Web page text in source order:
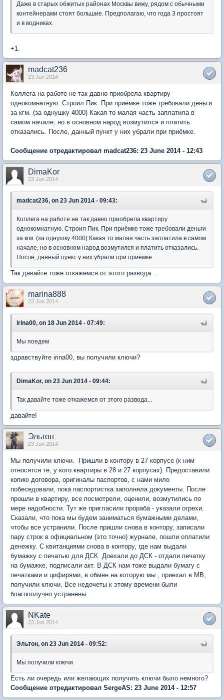
Даже в старых обжитых районах Москвы вижу, рядом с обычными
контейнерами стоят большие. Предполагаю, что года 3 простоят
и в водниках.
+1.
madcat236
23 Jun 2014
Коллега на работе не так давно приобрела квартиру
однокомнатную. Строил Пик. При приёмке тоже требовали деньги
за кгм. (за однушку 4000) Какая то малая часть заплатила в
самом начале, но в основном народ возмутился и платить
отказались. После, данный пункт у них убрали при приёмке.
Сообщение отредактировал madcat236: 23 June 2014 - 12:43
DimaKor
23 Jun 2014
madcat236, on 23 Jun 2014 - 09:43:
Коллега на работе не так давно приобрела квартиру
однокомнатную. Строил Пик. При приёмке тоже требовали деньги
за кгм. (за однушку 4000) Какая то малая часть заплатила в самом
начале, но в основном народ возмутился и платить отказались.
После, данный пункт у них убрали при приёмке.
Так давайте тоже откажемся от этого развода...
marina888
23 Jun 2014
irina00, on 18 Jun 2014 - 07:49:
Мы поедем
здравствуйте irina00, вы получили ключи?
DimaKor, on 23 Jun 2014 - 09:44:
Так давайте тоже откажемся от этого развода...
давайте!
Эльтон
23 Jun 2014
Мы получили ключи. Пришли в контору в 27 корпусе (к ним
относятся те, у кого квартиры в 28 и 27 корпусах). Предоставили
копию договора, оригиналы паспортов, с нами мило
побеседовали, пока паспортистка заполняла документы. После
прошли в квартиру, все посмотрели, оценили, возмутились по
мере надобности. Тут же пригласили прораба - указали огрехи.
Сказали, что пока мы будем заниматься бумажными делами,
чтобы все устранили. После пришли снова в контору, записали
пару строк в официальном (это точно) журнале, пошли оплатили
денежку. С квитанциями снова в контору, где нам выдали
бумажку с печатью для ДСК. Доехали до ДСК - отдали печатку
на бумажке, подписали акт. В ДСК нам тоже выдали бумагу с
печатками и цифирями, в обмен на которую мы , приехал в МВ,
получили ключи. Все недочеты к этому времени были
благополучно устранены.
NKate
23 Jun 2014
Эльтон, on 23 Jun 2014 - 09:52:
Мы получили ключи
Есть ли очередь или желающих получить ключи было немного?
Сообщение отредактировал SergeAS: 23 June 2014 - 12:57